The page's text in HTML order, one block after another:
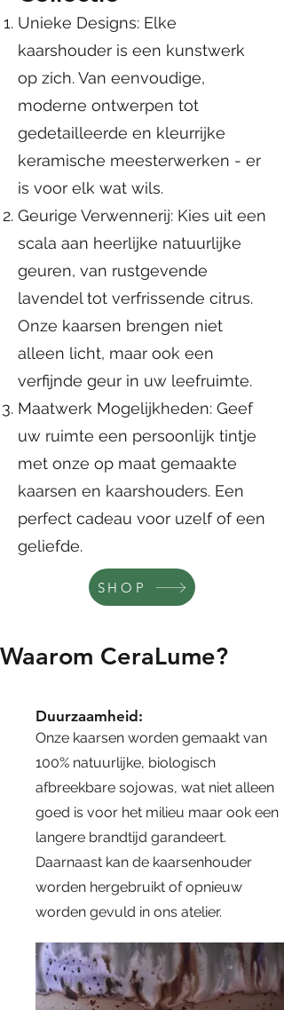
Unieke Designs: Elke
kaarshouder is een kunstwerk
op zich. Van eenvoudige,
moderne ontwerpen tot
gedetailleerde en kleurrijke
keramische meesterwerken - er
is voor elk wat wils.
Geurige Verwennerij: Kies uit een
scala aan heerlijke natuurlijke
geuren, van rustgevende
lavendel tot verfrissende citrus.
Onze kaarsen brengen niet
alleen licht, maar ook een
verfijnde geur in uw leefruimte.
Maatwerk Mogelijkheden: Geef
uw ruimte een persoonlijk tintje
met onze op maat gemaakte
kaarsen en kaarshouders. Een
perfect cadeau voor uzelf of een
geliefde.
SHOP
Waarom CeraLume?
Duurzaamheid:
Onze kaarsen worden gemaakt van
100% natuurlijke, biologisch
afbreekbare sojowas, wat niet alleen
goed is voor het milieu maar ook een
langere brandtijd garandeert.
Daarnaast kan de kaarsenhouder
worden hergebruikt of opnieuw
worden gevuld in ons atelier.